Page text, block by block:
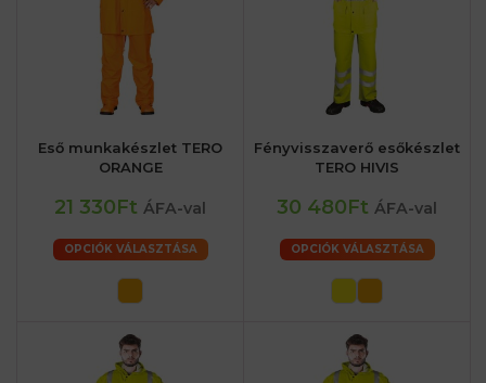
Eső munkakészlet TERO
ORANGE
21 330Ft ÁFA-val
OPCIÓK VÁLASZTÁSA
Fényvisszaverő esőkészlet
TERO HIVIS
30 480Ft ÁFA-val
OPCIÓK VÁLASZTÁSA